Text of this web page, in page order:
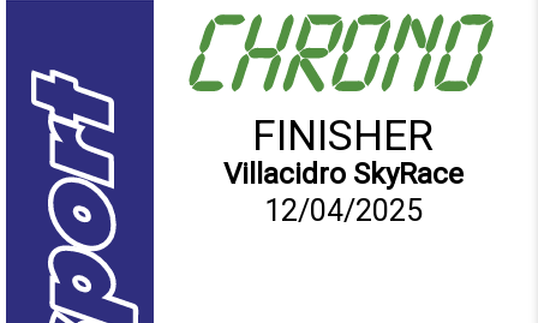
FINISHER
Villacidro SkyRace
12/04/2025